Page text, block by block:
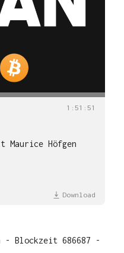
1 : 51 : 51
Maurice Höfgen
Download
- Blockzeit 686687 -